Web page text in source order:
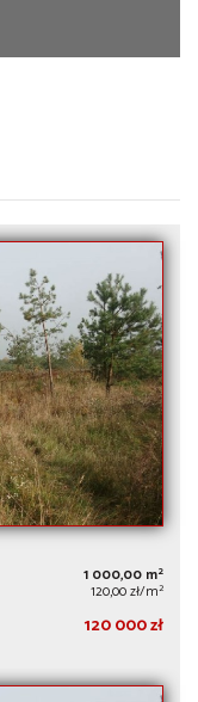
1 000,00 m2
120,00 zł/m2
120 000 zł